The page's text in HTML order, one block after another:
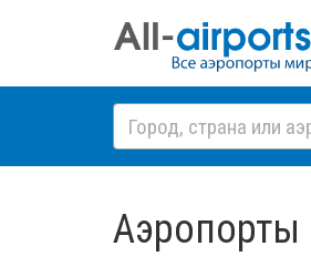
Аэропорты